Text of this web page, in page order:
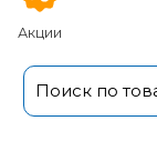
Акции